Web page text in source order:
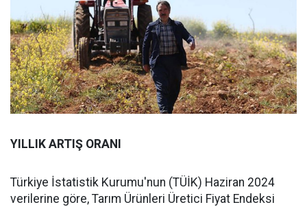
YILLIK ARTIŞ ORANI
Türkiye İstatistik Kurumu'nun (TÜİK) Haziran 2024
verilerine göre, Tarım Ürünleri Üretici Fiyat Endeksi